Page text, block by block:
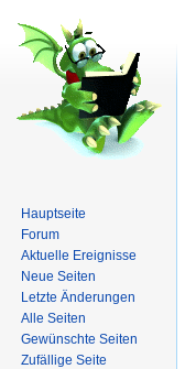
Hauptseite
Forum
Aktuelle Ereignisse
Neue Seiten
Letzte Änderungen
Alle Seiten
Gewünschte Seiten
Zufällige Seite